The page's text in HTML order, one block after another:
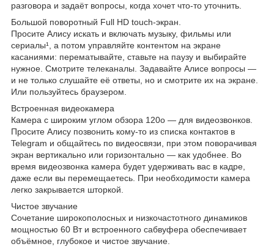
разговора и задаёт вопросы, когда хочет что-то уточнить.
Большой поворотный Full HD touch-экран.
Просите Алису искать и включать музыку, фильмы или
сериалы¹, а потом управляйте контентом на экране
касаниями: перематывайте, ставьте на паузу и выбирайте
нужное. Смотрите телеканалы. Задавайте Алисе вопросы —
и не только слушайте её ответы, но и смотрите их на экране.
Или пользуйтесь браузером.
Встроенная видеокамера
Камера с широким углом обзора 120о — для видеозвонков.
Просите Алису позвонить кому-то из списка контактов в
Telegram и общайтесь по видеосвязи, при этом поворачивая
экран вертикально или горизонтально — как удобнее. Во
время видеозвонка камера будет удерживать вас в кадре,
даже если вы перемещаетесь. При необходимости камера
легко закрывается шторкой.
Чистое звучание
Сочетание широкополосных и низкочастотного динамиков
мощностью 60 Вт и встроенного сабвуфера обеспечивает
объёмное, глубокое и чистое звучание.